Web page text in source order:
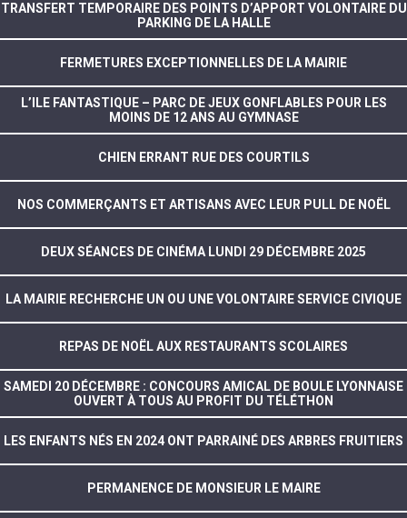
TRANSFERT TEMPORAIRE DES POINTS D’APPORT VOLONTAIRE DU
PARKING DE LA HALLE
FERMETURES EXCEPTIONNELLES DE LA MAIRIE
L’ILE FANTASTIQUE – PARC DE JEUX GONFLABLES POUR LES
MOINS DE 12 ANS AU GYMNASE
CHIEN ERRANT RUE DES COURTILS
NOS COMMERÇANTS ET ARTISANS AVEC LEUR PULL DE NOËL
DEUX SÉANCES DE CINÉMA LUNDI 29 DÉCEMBRE 2025
LA MAIRIE RECHERCHE UN OU UNE VOLONTAIRE SERVICE CIVIQUE
REPAS DE NOËL AUX RESTAURANTS SCOLAIRES
SAMEDI 20 DÉCEMBRE : CONCOURS AMICAL DE BOULE LYONNAISE
OUVERT À TOUS AU PROFIT DU TÉLÉTHON
LES ENFANTS NÉS EN 2024 ONT PARRAINÉ DES ARBRES FRUITIERS
PERMANENCE DE MONSIEUR LE MAIRE